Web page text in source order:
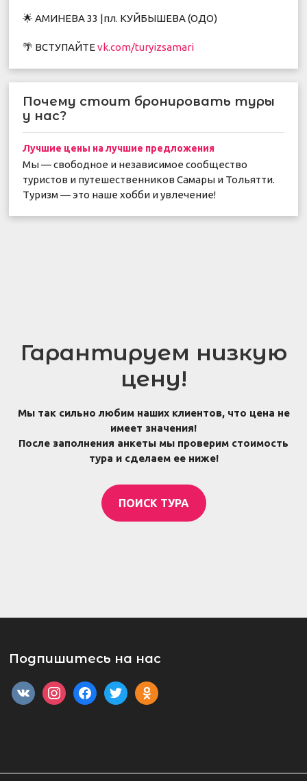
🌟 АМИНЕВА 33 |пл. КУЙБЫШЕВА (ОДО)
🌴 ВСТУПАЙТЕvk.com/turyizsamari
Почему стоит бронировать туры
у нас?
Лучшие цены на лучшие предложения
Мы — свободное и независимое сообщество
туристов и путешественников Самары и Тольятти.
Туризм — это наше хобби и увлечение!
Гарантируем низкую
цену!
Мы так сильно любим наших клиентов, что цена не
имеет значения!
После заполнения анкеты мы проверим стоимость
тура и сделаем ее ниже!
ПОИСК ТУРА
Подпишитесь на нас
vkontakteinstagramfacebooktwitterodnoklassniki